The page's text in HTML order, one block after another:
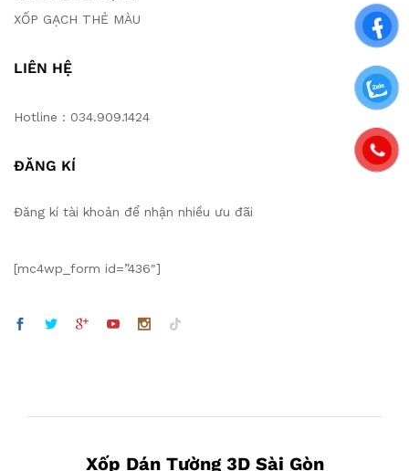
XỐP GẠCH THẺ MÀU
LIÊN HỆ
Hotline : 034.909.1424
ĐĂNG KÍ
Đăng kí tài khoản để nhận nhiều ưu đãi
[mc4wp_form id=”436″]
Xốp Dán Tường 3D Sài Gòn